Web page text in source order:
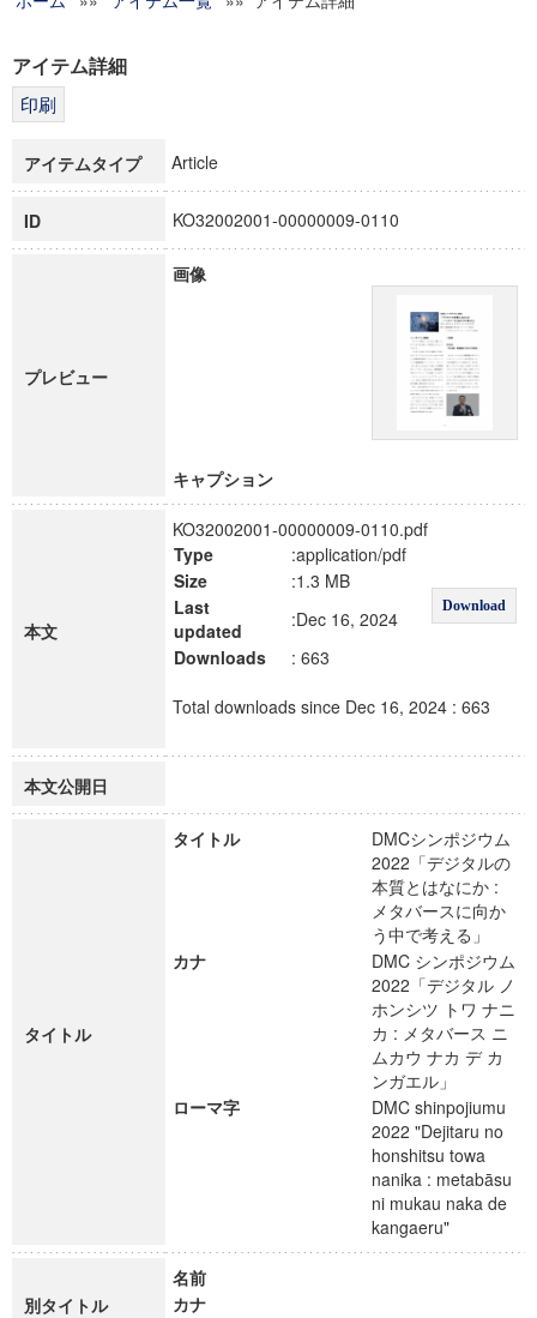
科学研究費補助金研究成果報告書
博士課程教育リーディングプログラム「超成熟社会発展のサ
アイテム詳細
アイテムタイプ Article
ID KO32002001-00000009-0110
プレビュー
画像
キャプション
本文
KO32002001-00000009-0110.pdf
Type
:application/pdf
Download
Size
:1.3 MB
Last
updated
:Dec 16, 2024
Downloads
: 663
Total downloads since Dec 16, 2024 : 663
本文公開日
タイトル
タイトル
DMCシンポジウム
2022「デジタルの
本質とはなにか :
メタバースに向か
う中で考える」
カナ
DMC シンポジウム
2022「デジタル ノ
ホンシツ トワ ナニ
カ : メタバース ニ
ムカウ ナカ デ カ
ンガエル」
ローマ字
DMC shinpojiumu
2022 "Dejitaru no
honshitsu towa
nanika : metabāsu
ni mukau naka de
kangaeru"
別タイトル
名前
カナ